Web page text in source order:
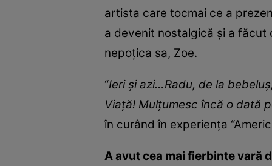
artista care tocmai ce a
a devenit nostalgică și a făcut
nepoțica sa, Zoe.
“Ieri și azi…Radu, de la
Viață! Mulțumesc încă o dată
în curând în experiența
A avut cea mai fierbinte vară